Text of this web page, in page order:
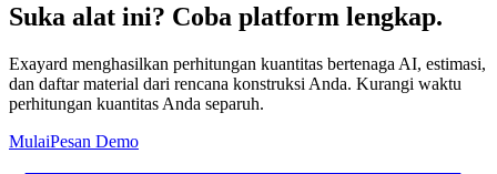
Suka alat ini? Coba platform lengkap.
Exayard menghasilkan perhitungan kuantitas bertenaga AI, estimasi,
dan daftar material dari rencana konstruksi Anda. Kurangi waktu
perhitungan kuantitas Anda separuh.
MulaiPesan Demo